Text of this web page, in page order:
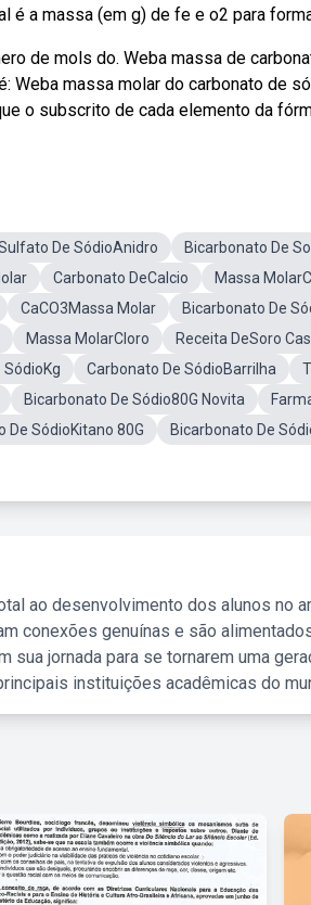
é a massa (em g) de fe e o2 para
de mols do. Weba massa de
Weba massa molar do carbonato de
o subscrito de cada elemento da
De SódioAnidro
Bicarbonato De
Carbonato DeCalcio
Massa
CaCO3Massa Molar
Bicarbonato De
Massa MolarCloro
Receita DeSoro
SódioKg Carbonato De SódioBarrilha
Bicarbonato De Sódio80G Novita
De SódioKitano 80G
Bicarbonato De
ao desenvolvimento dos alunos no
conexões genuínas e são
sua jornada para se tornarem uma
instituições acadêmicas do